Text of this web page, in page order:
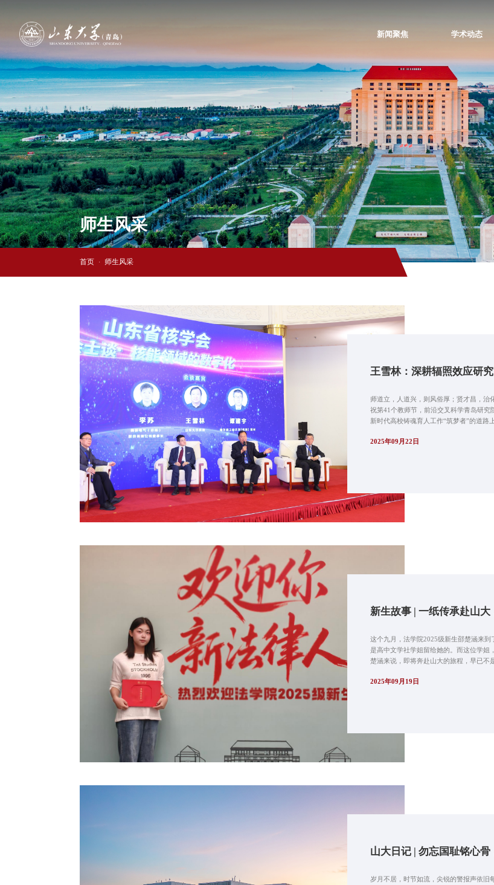
新闻聚焦 学术动态
师生风采
首页 · 师生风采
王雪林：深耕辐照效应研
师道立，人道兴，则风俗厚；贤才昌，
祝第41个教师节，前沿交叉科学青岛研
新时代高校铸魂育人工作“筑梦者”的道路
2025年09月22日
新生故事 | 一纸传承赴山
这个九月，法学院2025级新生邵楚涵来
是高中文学社学姐留给她的。而这位学姐
楚涵来说，即将奔赴山大的旅程，早已不
2025年09月19日
山大日记 | 勿忘国耻铭心
岁月不居，时节如流，尖锐的警报声依旧